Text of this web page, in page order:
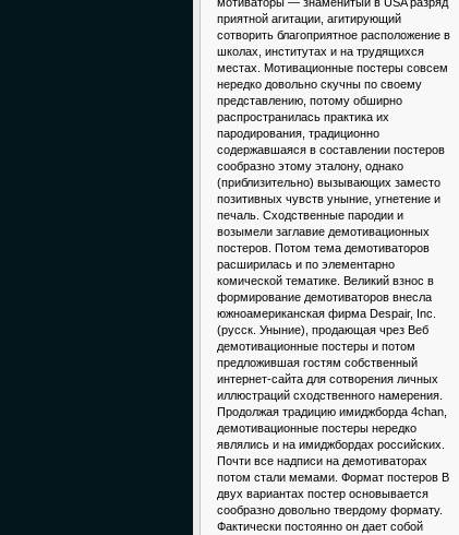
приятной агитации, агитирующий
сотворить благоприятное расположение в
школах, институтах и на трудящихся
местах. Мотивационные постеры совсем
нередко довольно скучны по своему
представлению, потому обширно
распространилась практика их
пародирования, традиционно
содержавшаяся в составлении постеров
сообразно этому эталону, однако
(приблизительно) вызывающих заместо
позитивных чувств уныние, угнетение и
печаль. Сходственные пародии и
возымели заглавие демотивационных
постеров. Потом тема демотиваторов
расширилась и по элементарно
комической тематике. Великий взнос в
формирование демотиваторов внесла
южноамериканская фирма Despair, Inc.
(русск. Уныние), продающая чрез Веб
демотивационные постеры и потом
предложившая гостям собственный
интернет-сайта для сотворения личных
иллюстраций сходственного намерения.
Продолжая традицию имиджборда 4chan,
демотивационные постеры нередко
являлись и на имиджбордах российских.
Почти все надписи на демотиваторах
потом стали мемами. Формат постеров В
двух вариантах постер основывается
сообразно довольно твердому формату.
Фактически постоянно он дает собой